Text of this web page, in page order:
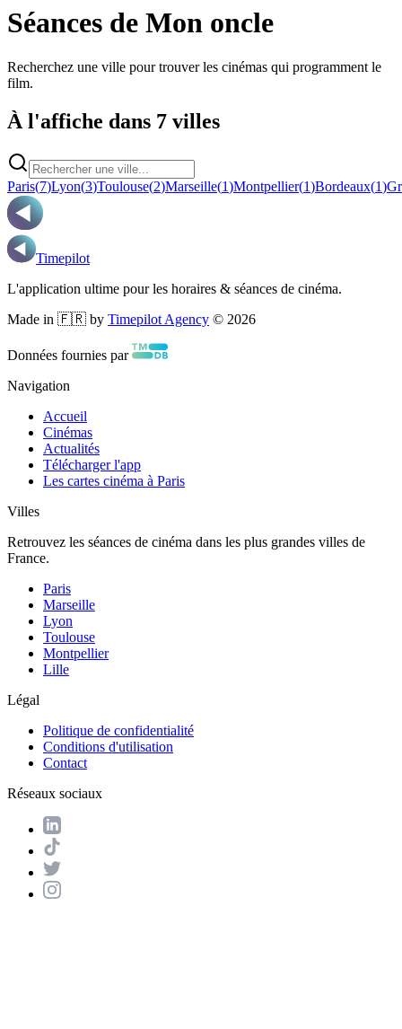
Séances de Mon oncle
Recherchez une ville pour trouver les cinémas qui programment le
film.
À l'affiche dans 7 villes
Paris(7)Lyon(3)Toulouse(2)Marseille(1)Montpellier(1)Bordeaux(1)
Timepilot
L'application ultime pour les horaires & séances de cinéma.
Made in 🇫🇷 by Timepilot Agency © 2026
Données fournies par
Navigation
Accueil
Cinémas
Actualités
Télécharger l'app
Les cartes cinéma à Paris
Villes
Retrouvez les séances de cinéma dans les plus grandes villes de
France.
Paris
Marseille
Lyon
Toulouse
Montpellier
Lille
Légal
Politique de confidentialité
Conditions d'utilisation
Contact
Réseaux sociaux